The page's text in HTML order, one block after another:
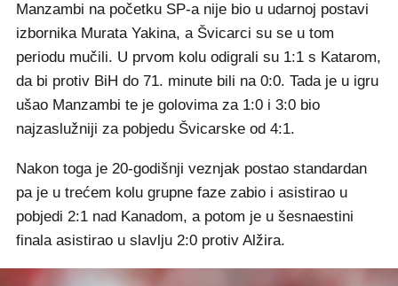
Manzambi na početku SP-a nije bio u udarnoj postavi
izbornika Murata Yakina, a Švicarci su se u tom
periodu mučili. U prvom kolu odigrali su 1:1 s Katarom,
da bi protiv BiH do 71. minute bili na 0:0. Tada je u igru
ušao Manzambi te je golovima za 1:0 i 3:0 bio
najzaslužniji za pobjedu Švicarske od 4:1.
Nakon toga je 20-godišnji veznjak postao standardan
pa je u trećem kolu grupne faze zabio i asistirao u
pobjedi 2:1 nad Kanadom, a potom je u šesnaestini
finala asistirao u slavlju 2:0 protiv Alžira.